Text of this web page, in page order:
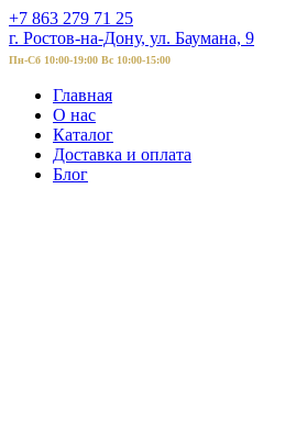
+7 863 279 71 25
г. Ростов-на-Дону, ул. Баумана, 9
Пн-Сб 10:00-19:00 Вс 10:00-15:00
Главная
О нас
Каталог
Доставка и оплата
Блог